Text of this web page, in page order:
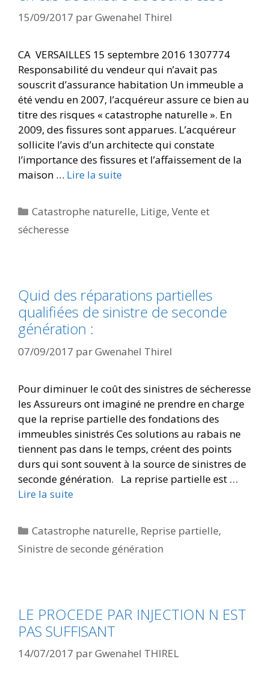
15/09/2017 parGwenahel Thirel
CA VERSAILLES 15 septembre 2016 1307774
Responsabilité du vendeur qui n’avait pas
souscrit d’assurance habitation Un immeuble a
été vendu en 2007, l’acquéreur assure ce bien au
titre des risques « catastrophe naturelle ». En
2009, des fissures sont apparues. L’acquéreur
sollicite l’avis d’un architecte qui constate
l’importance des fissures et l’affaissement de la
maison … Lire la suite
Catastrophe naturelle, Litige,Vente et
sécheresse
Quid des réparations partielles
qualifiées de sinistre de seconde
génération :
07/09/2017 parGwenahel Thirel
Pour diminuer le coût des sinistres de sécheresse
les Assureurs ont imaginé ne prendre en charge
que la reprise partielle des fondations des
immeubles sinistrés Ces solutions au rabais ne
tiennent pas dans le temps, créent des points
durs qui sont souvent à la source de sinistres de
seconde génération. La reprise partielle est …
Lire la suite
Catastrophe naturelle, Reprise partielle,
Sinistre de seconde génération
LE PROCEDE PAR INJECTION N EST
PAS SUFFISANT
14/07/2017 parGwenahel THIREL